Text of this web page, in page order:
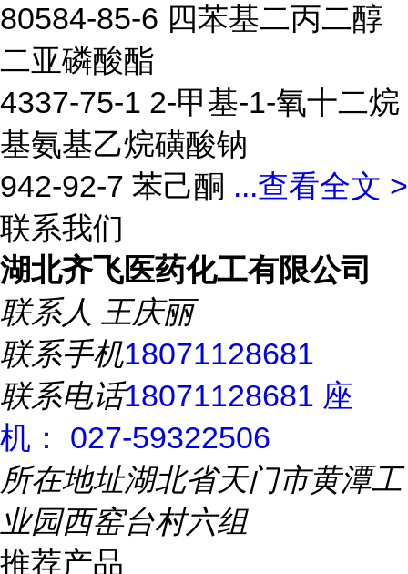
80584-85-6 四苯基二丙二醇
二亚磷酸酯
4337-75-1 2-甲基-1-氧十二烷
基氨基乙烷磺酸钠
942-92-7 苯己酮 ...查看全文 >
联系我们
湖北齐飞医药化工有限公司
联系人 王庆丽
联系手机18071128681
联系电话18071128681 座
机： 027-59322506
所在地址湖北省天门市黄潭工
业园西窑台村六组
推荐产品